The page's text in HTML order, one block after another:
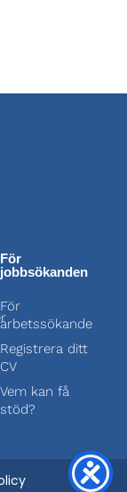
För
jobbsökanden
För
arbetssökande
Registrera ditt
CV
Vem kan få
stöd?